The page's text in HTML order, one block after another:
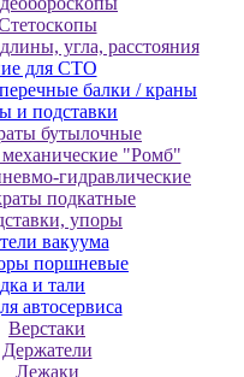
углa, paccтoяния
для CТО
балки / краны
и подставки
бутылочные
"Ромб"
гидравлические
подкатные
упоры
вакуума
поршневые
и тали
автосервиса
Верстаки
Держатели
Лежаки